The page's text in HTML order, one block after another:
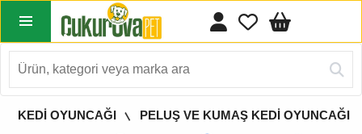
KEDİ OYUNCAĞI PELUŞ VE KUMAŞ KEDİ OYUNCAĞI